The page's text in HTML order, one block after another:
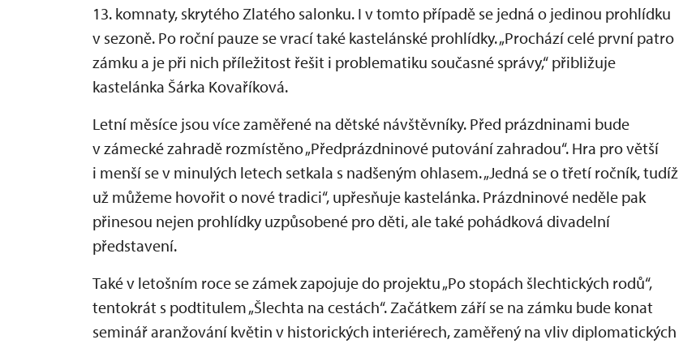
13. komnaty, skrytého Zlatého salonku. I v tomto případě se jedná o jedinou prohlídku
v sezoně. Po roční pauze se vrací také kastelánské prohlídky. „Prochází celé první patro
zámku a je při nich příležitost řešit i problematiku současné správy,“ přibližuje
kastelánka Šárka Kovaříková.
Letní měsíce jsou více zaměřené na dětské návštěvníky. Před prázdninami bude
v zámecké zahradě rozmístěno „Předprázdninové putování zahradou“. Hra pro větší
i menší se v minulých letech setkala s nadšeným ohlasem. „Jedná se o třetí ročník, tudíž
už můžeme hovořit o nové tradici“, upřesňuje kastelánka. Prázdninové neděle pak
přinesou nejen prohlídky uzpůsobené pro děti, ale také pohádková divadelní
představení.
Také v letošním roce se zámek zapojuje do projektu „Po stopách šlechtických rodů“,
tentokrát s podtitulem „Šlechta na cestách“. Začátkem září se na zámku bude konat
seminář aranžování květin v historických interiérech, zaměřený na vliv diplomatických